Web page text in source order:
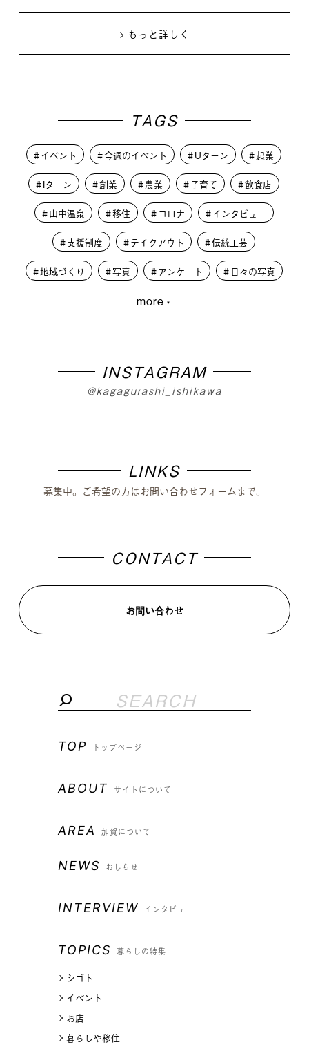
もっと詳しく
TAGS
イベント 今週のイベント Uターン 起業
Iターン 創業 農業 子育て 飲食店
山中温泉 移住 コロナ インタビュー
支援制度 テイクアウト 伝統工芸
地域づくり 写真 アンケート 日々の写真
PLUSKAGA
more
INSTAGRAM
@kagagurashi_ishikawa
LINKS
募集中。ご希望の方はお問い合わせフォームまで。
CONTACT
お問い合わせ
TOP トップページ
ABOUT サイトについて
AREA 加賀について
NEWS おしらせ
INTERVIEW インタビュー
TOPICS 暮らしの特集
シゴト
イベント
お店
暮らしや移住